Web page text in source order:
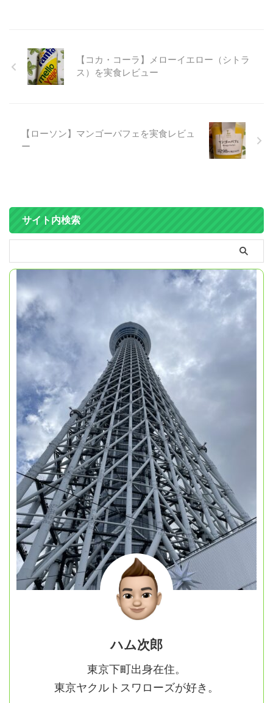
【コカ・コーラ】メローイエロー（シトラ
ス）を実食レビュー
【ローソン】マンゴーパフェを実食レビュ
ー
サイト内検索
ハム次郎
東京下町出身在住。
東京ヤクルトスワローズが好き。